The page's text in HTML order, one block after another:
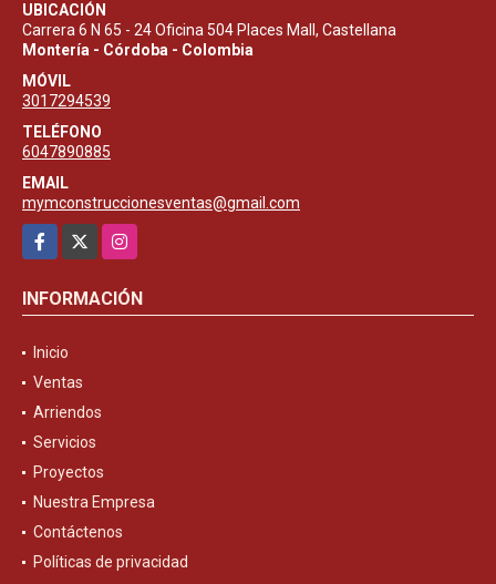
UBICACIÓN
Carrera 6 N 65 - 24 Oficina 504 Places Mall, Castellana
Montería - Córdoba - Colombia
MÓVIL
3017294539
TELÉFONO
6047890885
EMAIL
mymconstruccionesventas@gmail.com
Facebook
Instagram
INFORMACIÓN
Inicio
Ventas
Arriendos
Servicios
Proyectos
Nuestra Empresa
Contáctenos
Políticas de privacidad